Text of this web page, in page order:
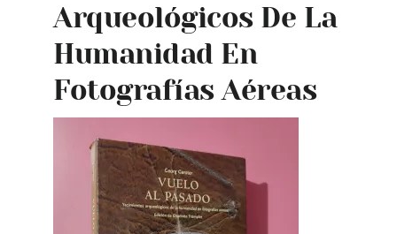
Arqueológicos De La
Humanidad En
Fotografías Aéreas